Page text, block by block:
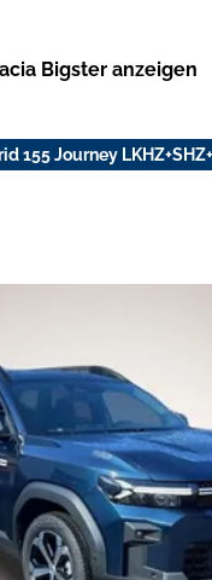
Bigster anzeigen
155 Journey